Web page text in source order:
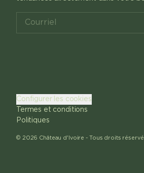
© 2026 Château d'Ivoire - Tous droits
Configurer les cookies
Termes et conditions
Politiques